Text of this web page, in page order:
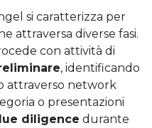
si caratterizza per
attraversa diverse fasi.
con attività di
, identificando
attraverso network
o presentazioni
diligence durante